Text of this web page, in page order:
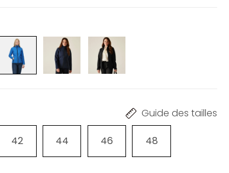
Guide des tailles
42 44 46 48